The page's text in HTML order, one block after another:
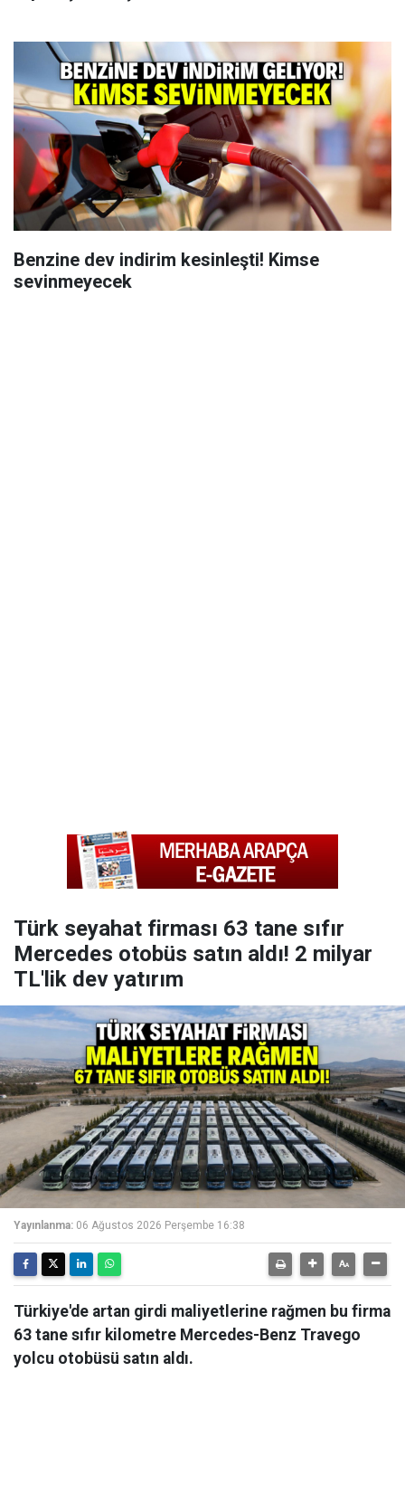
Benzine dev indirim kesinleşti! Kimse
sevinmeyecek
Türk seyahat firması 63 tane sıfır
Mercedes otobüs satın aldı! 2 milyar
TL'lik dev yatırım
Yayınlanma: 06 Ağustos 2026 Perşembe 16:38
Türkiye'de artan girdi maliyetlerine rağmen bu firma
63 tane sıfır kilometre Mercedes-Benz Travego
yolcu otobüsü satın aldı.